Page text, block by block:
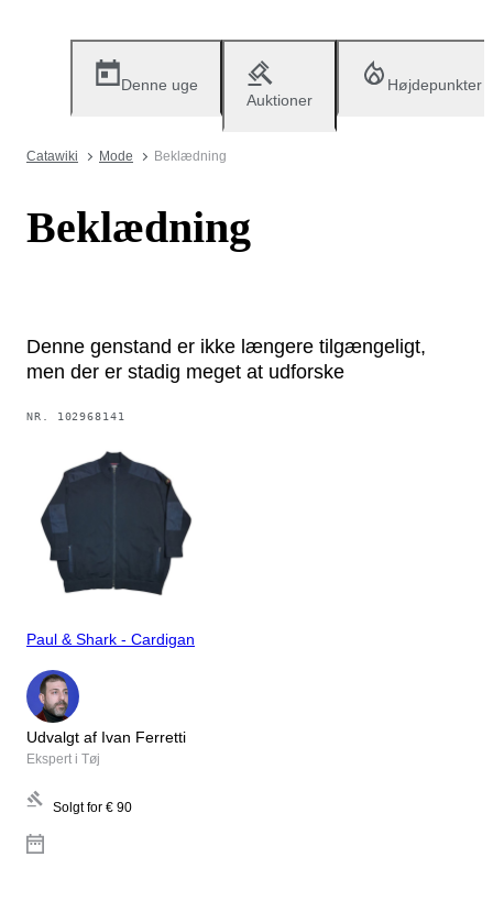
Denne uge
Auktioner
Højdepunkter
Catawiki Mode Beklædning
Beklædning
Denne genstand er ikke længere tilgængeligt,
men der er stadig meget at udforske
NR. 102968141
Paul & Shark - Cardigan
Udvalgt af Ivan Ferretti
Ekspert i Tøj
Solgt for € 90